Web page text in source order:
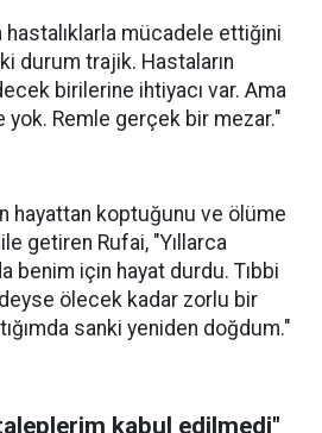
hastalıklarla mücadele ettiğini
durum trajik. Hastaların
birilerine ihtiyacı var. Ama
yok. Remle gerçek bir mezar."
hayattan koptuğunu ve ölüme
getiren Rufai, "Yıllarca
benim için hayat durdu. Tıbbi
ölecek kadar zorlu bir
sanki yeniden doğdum."
kabul edilmedi"